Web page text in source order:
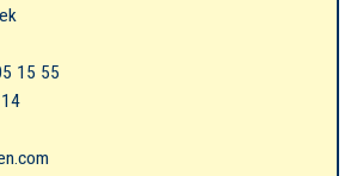
15 55